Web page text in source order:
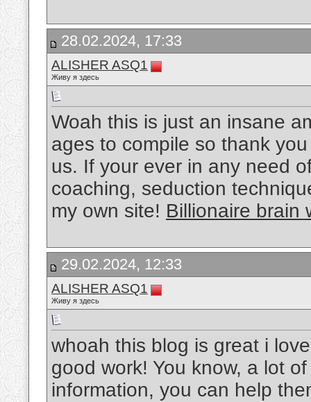
28.02.2024, 17:33
ALISHER ASQ1
Живу я здесь
Woah this is just an insane
ages to compile so thank
us. If your ever in any need
coaching, seduction
my own site! Billionaire brain
29.02.2024, 12:33
ALISHER ASQ1
Живу я здесь
whoah this blog is great i
good work! You know, a lot
information, you can help